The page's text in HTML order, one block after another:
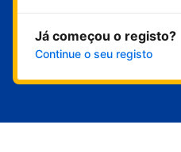
Já começou o registo?
Continue o seu registo